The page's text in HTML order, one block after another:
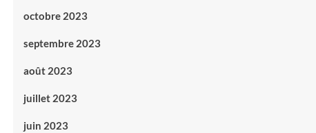
octobre 2023
septembre 2023
août 2023
juillet 2023
juin 2023